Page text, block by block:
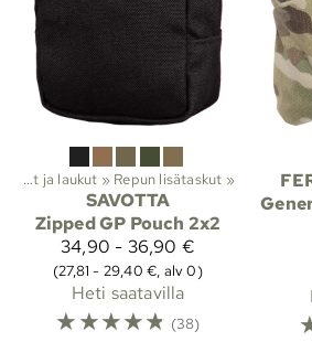
Reput ja laukut ‪» Repun lisätaskut ‪»
SAVOTTA
Zipped GP Pouch 2x2
34,90 - 36,90 €
(27,81 - 29,40 €, alv 0)
Heti saatavilla
☆☆☆☆☆ (38)